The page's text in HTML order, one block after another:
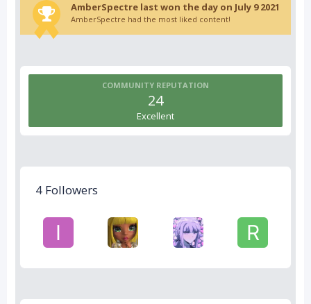
AmberSpectre last won the day on July 9 2021
AmberSpectre had the most liked content!
COMMUNITY REPUTATION
24
Excellent
4 Followers